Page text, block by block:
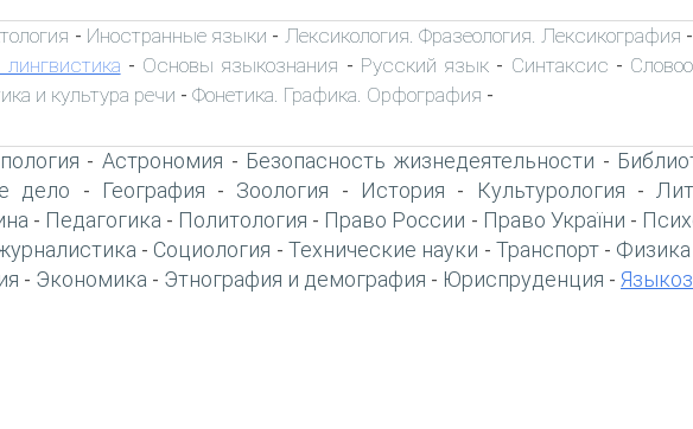
- Иностранные языки - Лексикология. Фразеология. Лексикография -
- Основы языкознания - Русский язык - Синтаксис -
и культура речи - Фонетика. Графика. Орфография -
-Астрономия - Безопасность жизнедеятельности -
дело - География - Зоология - История - Культурология -
- Педагогика - Политология - Право России - Право України -
- Социология - Технические науки - Транспорт- Физика
- Экономика - Этнография и демография - Юриспруденция -